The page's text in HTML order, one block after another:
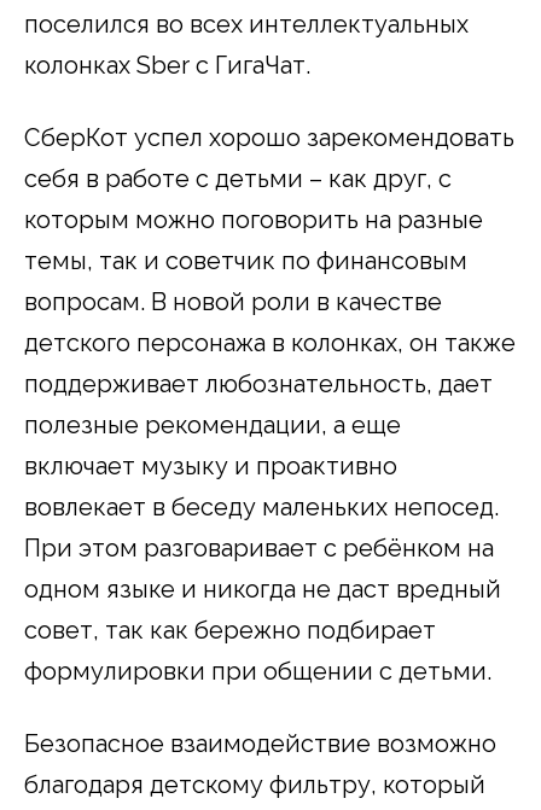
поселился во всех интеллектуальных
колонках Sber с ГигаЧат.
СберКот успел хорошо зарекомендовать
себя в работе с детьми – как друг, с
которым можно поговорить на разные
темы, так и советчик по финансовым
вопросам. В новой роли в качестве
детского персонажа в колонках, он также
поддерживает любознательность, дает
полезные рекомендации, а еще
включает музыку и проактивно
вовлекает в беседу маленьких непосед.
При этом разговаривает с ребёнком на
одном языке и никогда не даст вредный
совет, так как бережно подбирает
формулировки при общении с детьми.
Безопасное взаимодействие возможно
благодаря детскому фильтру, который